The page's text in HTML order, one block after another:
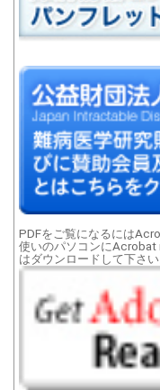
PDFをご覧になるには
使いのパソコンにAcrobat
はダウンロードして下さい